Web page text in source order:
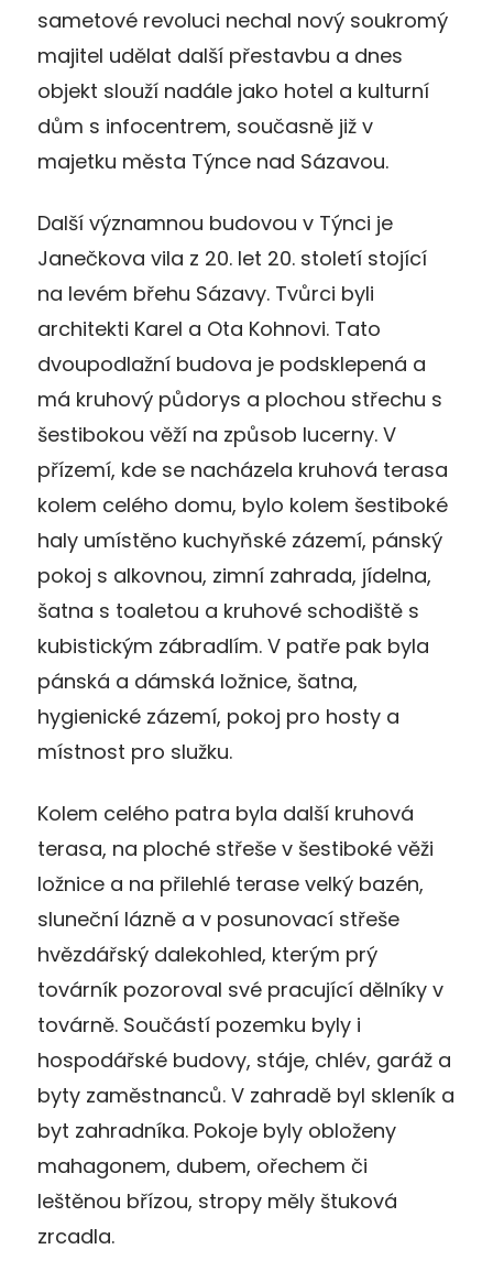
sametové revoluci nechal nový soukromý
majitel udělat další přestavbu a dnes
objekt slouží nadále jako hotel a kulturní
dům s infocentrem, současně již v
majetku města Týnce nad Sázavou.
Další významnou budovou v Týnci je
Janečkova vila z 20. let 20. století stojící
na levém břehu Sázavy. Tvůrci byli
architekti Karel a Ota Kohnovi. Tato
dvoupodlažní budova je podsklepená a
má kruhový půdorys a plochou střechu s
šestibokou věží na způsob lucerny. V
přízemí, kde se nacházela kruhová terasa
kolem celého domu, bylo kolem šestiboké
haly umístěno kuchyňské zázemí, pánský
pokoj s alkovnou, zimní zahrada, jídelna,
šatna s toaletou a kruhové schodiště s
kubistickým zábradlím. V patře pak byla
pánská a dámská ložnice, šatna,
hygienické zázemí, pokoj pro hosty a
místnost pro služku.
Kolem celého patra byla další kruhová
terasa, na ploché střeše v šestiboké věži
ložnice a na přilehlé terase velký bazén,
sluneční lázně a v posunovací střeše
hvězdářský dalekohled, kterým prý
továrník pozoroval své pracující dělníky v
továrně. Součástí pozemku byly i
hospodářské budovy, stáje, chlév, garáž a
byty zaměstnanců. V zahradě byl skleník a
byt zahradníka. Pokoje byly obloženy
mahagonem, dubem, ořechem či
leštěnou břízou, stropy měly štuková
zrcadla.